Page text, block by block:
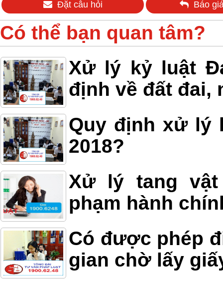
Đặt câu hỏi Báo
Có thể bạn quan tâm?
Xử lý kỷ luật
định về đất đai,
Quy định xử lý
2018?
Xử lý tang
phạm hành
Có được phép
gian chờ lấy